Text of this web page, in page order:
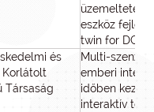
eszköz
twin for DC
és
Társaság
Multi-szenzor
emberi
időben
interaktív